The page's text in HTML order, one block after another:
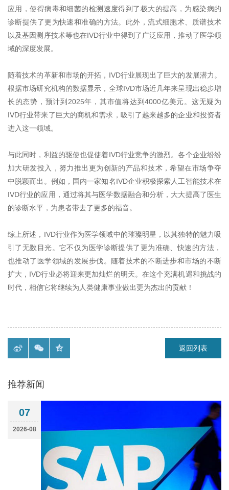
应用，使得病毒和细菌的检测速度得到了极大的提高，为感染病的
诊断提供了更为快速和准确的方法。此外，流式细胞术、质谱技术
以及基因测序技术等也在IVD行业中得到了广泛应用，推动了医学领
域的深度发展。
随着技术的革新和市场的开拓， IVD行业展现出了巨大的发展潜力。
根据市场研究机构的数据显示，全球IVD市场近几年来呈现出稳步增
长的态势，预计到 2025年，其市值将达到4000亿美元。这无疑为
IVD行业带来了巨大的商机和需求，吸引了越来越多的企业和投资者
进入这一领域。
与此同时，利益的驱使也促使着IVD行业竞争的激烈。各个企业纷纷
加大研发投入，努力推出更为创新的产品和技术，希望在市场争夺
中脱颖而出。例如，国内一家知名IVD企业积极探索人工智能技术在
IVD行业的应用，通过将其与医学数据融合和分析，大大提高了医生
的诊断水平，为患者带去了更多的福音。
综上所述， IVD行业作为医学领域中的璀璨明星，以其独特的魅力吸
引了无数目光。它不仅为医学诊断提供了更为准确、快速的方法，
也推动了医学领域的发展步伐。随着技术的不断进步和市场的不断
扩大， IVD行业必将迎来更加灿烂的明天。在这个充满机遇和挑战的
时代，相信它将继续为人类健康事业做出更为杰出的贡献！
返回列表
推荐新闻
07
2026-08